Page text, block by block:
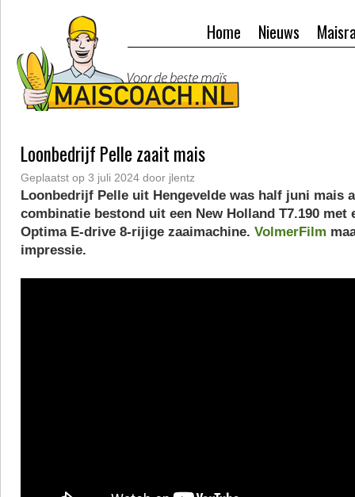
Nieuws
Home
Loonbedrijf Pelle zaait mais
Geplaatst op 3 juli 2024 door jlentz
Loonbedrijf Pelle uit Hengevelde was half juni mais
combinatie bestond uit een New Holland T7.190 met
Optima E-drive 8-rijige zaaimachine. VolmerFilm
impressie.